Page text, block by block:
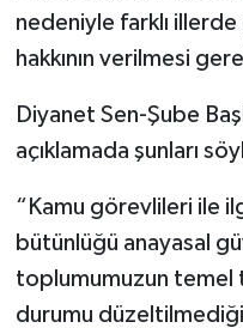
nedeniyle farklı
hakkının verilmesi
Diyanet Sen-Şube
açıklamada şunları
“Kamu görevlileri ile
bütünlüğü anayasal
toplumumuzun temel
durumu düzeltilmediği